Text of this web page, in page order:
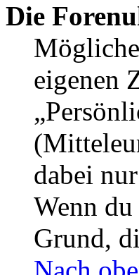
Die
eigenen
dabei
Wenn
Grund,